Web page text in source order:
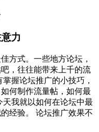
力
方式。一些地方论坛，
，往往能带来上千的流
握论坛推广的小技巧，
何制作流量帖，如何最
我就以如何在论坛中最
经验。 论坛推广效果不